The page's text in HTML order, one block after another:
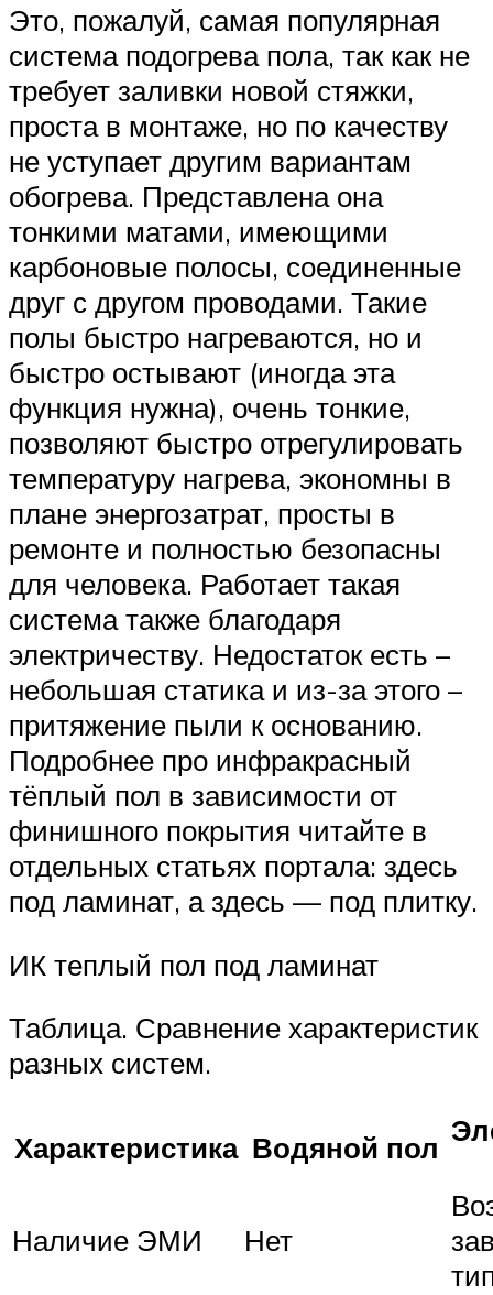
Это, пожалуй, самая популярная
система подогрева пола, так как не
требует заливки новой стяжки,
проста в монтаже, но по качеству
не уступает другим вариантам
обогрева. Представлена она
тонкими матами, имеющими
карбоновые полосы, соединенные
друг с другом проводами. Такие
полы быстро нагреваются, но и
быстро остывают (иногда эта
функция нужна), очень тонкие,
позволяют быстро отрегулировать
температуру нагрева, экономны в
плане энергозатрат, просты в
ремонте и полностью безопасны
для человека. Работает такая
система также благодаря
электричеству. Недостаток есть –
небольшая статика и из-за этого –
притяжение пыли к основанию.
Подробнее про инфракрасный
тёплый пол в зависимости от
финишного покрытия читайте в
отдельных статьях портала: здесь
под ламинат, а здесь — под плитку.
ИК теплый пол под ламинат
Таблица. Сравнение характеристик
разных систем.
Характеристика Водяной пол
Наличие ЭМИ Нет